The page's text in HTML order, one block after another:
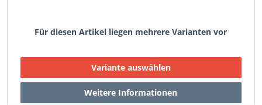
Für diesen Artikel liegen mehrere Varianten vor